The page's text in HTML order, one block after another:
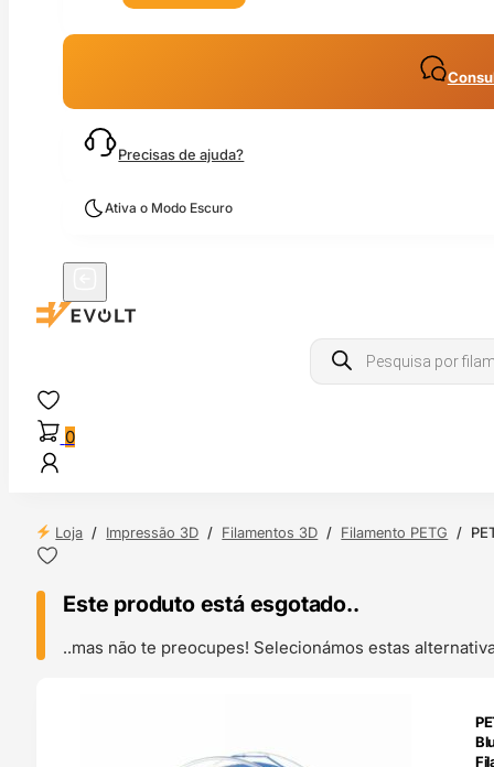
Precisas de ajuda?
Ativa o Modo Escuro
Products
search
0
Loja / Impressão 3D / Filamentos 3D / Filamento PETG /
Este produto está esgotado..
..mas não te preocupes! Selecionámos estas